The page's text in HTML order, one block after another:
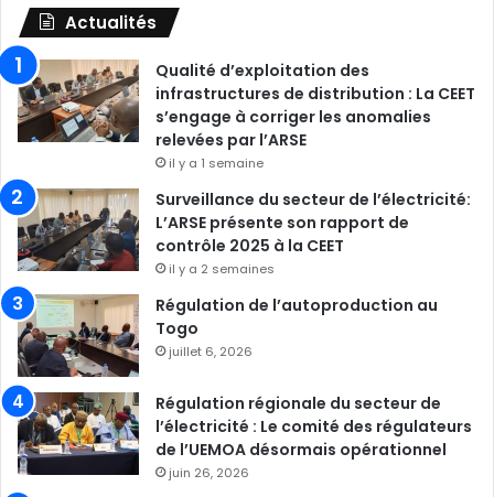
Actualités
Qualité d’exploitation des
infrastructures de distribution : La CEET
s’engage à corriger les anomalies
relevées par l’ARSE
il y a 1 semaine
Surveillance du secteur de l’électricité:
L’ARSE présente son rapport de
contrôle 2025 à la CEET
il y a 2 semaines
Régulation de l’autoproduction au
Togo
juillet 6, 2026
Régulation régionale du secteur de
l’électricité : Le comité des régulateurs
de l’UEMOA désormais opérationnel
juin 26, 2026